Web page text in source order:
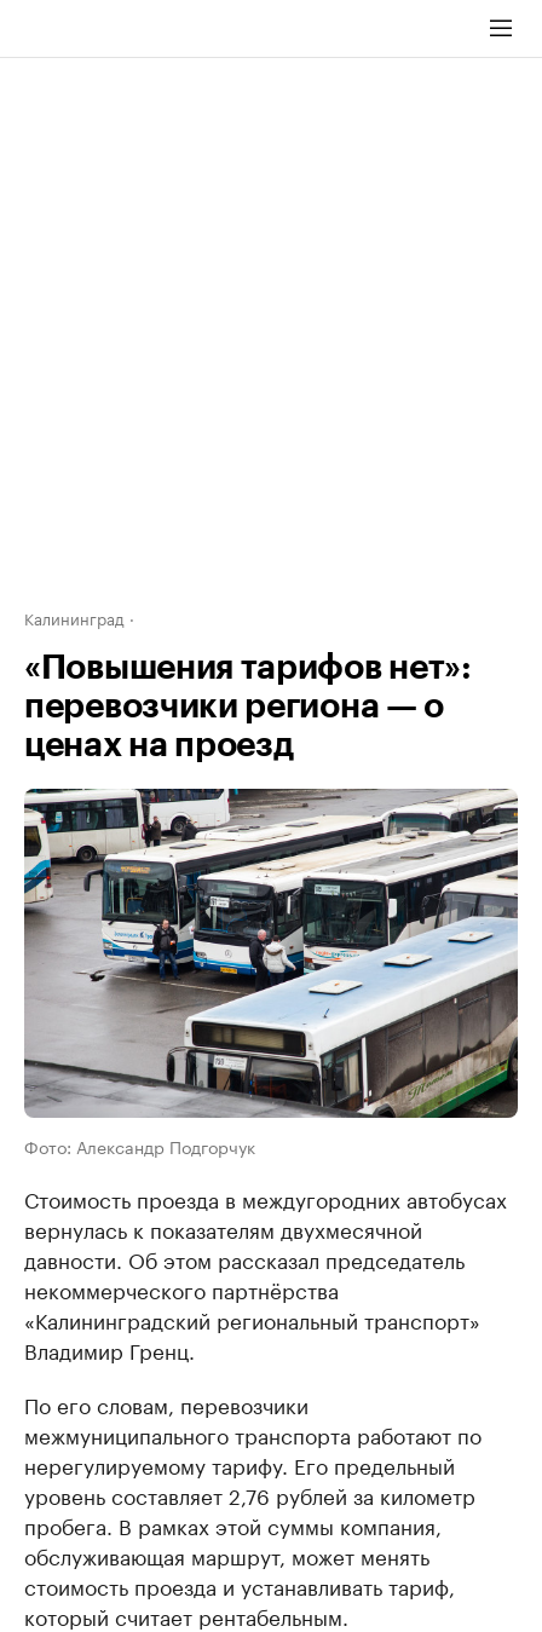
Калининград
«Повышения тарифов нет»:
перевозчики региона — о
ценах на проезд
Фото: Александр Подгорчук
Стоимость проезда в междугородних автобусах
вернулась к показателям двухмесячной
давности. Об этом рассказал председатель
некоммерческого партнёрства
«Калининградский региональный транспорт»
Владимир Гренц.
По его словам, перевозчики
межмуниципального транспорта работают по
нерегулируемому тарифу. Его предельный
уровень составляет 2,76 рублей за километр
пробега. В рамках этой суммы компания,
обслуживающая маршрут, может менять
стоимость проезда и устанавливать тариф,
который считает рентабельным.